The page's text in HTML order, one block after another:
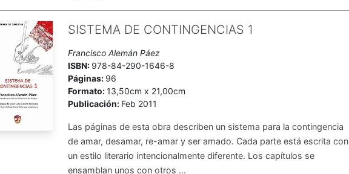
SISTEMA DE CONTINGENCIAS 1
Francisco Alemán Páez
ISBN: 978-84-290-1646-8
Páginas: 96
Formato:13,50cm x 21,00cm
Publicación: Feb 2011
Las páginas de esta obra describen un sistema para la contingencia
de amar, desamar, re-amar y ser amado. Cada parte está escrita con
un estilo literario intencionalmente diferente. Los capítulos se
ensamblan unos con otros ...